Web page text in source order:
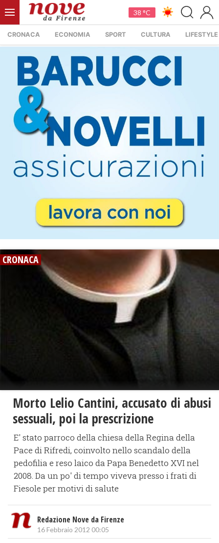
38 °C
CRONACA ECONOMIA SPORT CULTURA LIFESTYLE
CRONACA
Morto Lelio Cantini, accusato di abusi
sessuali, poi la prescrizione
E' stato parroco della chiesa della Regina della
Pace di Rifredi, coinvolto nello scandalo della
pedofilia e reso laico da Papa Benedetto XVI nel
2008. Da un po' di tempo viveva presso i frati di
Fiesole per motivi di salute
Redazione Nove da Firenze
16 Febbraio 2012 00:05